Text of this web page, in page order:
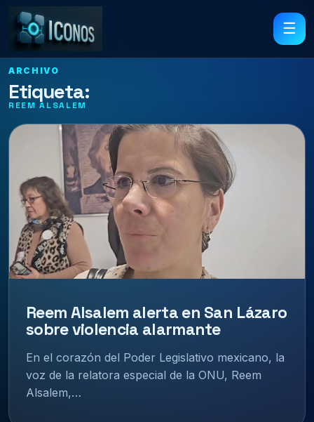
☰
ARCHIVO
Etiqueta:
REEM ALSALEM
Reem Alsalem alerta en San Lázaro
sobre violencia alarmante
En el corazón del Poder Legislativo mexicano, la
voz de la relatora especial de la ONU, Reem
Alsalem,…